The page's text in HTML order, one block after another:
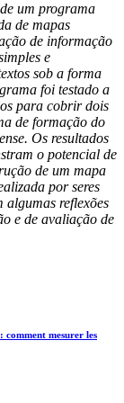
um programa
de mapas
de informação
e
sob a forma
foi testado a
para cobrir dois
de formação do
Os resultados
o potencial de
de um mapa
por seres
algumas reflexões
e de avaliação de
comment mesurer les